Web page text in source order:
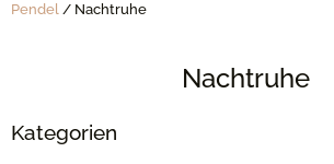
Pendel / Nachtruhe
Nachtruhe
Kategorien